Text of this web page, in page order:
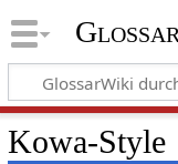
Kowa-Style